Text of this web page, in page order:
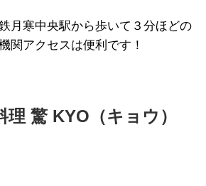
月寒中央駅から歩いて３分ほどの
関アクセスは便利です！
理 驚 KYO（キョウ）